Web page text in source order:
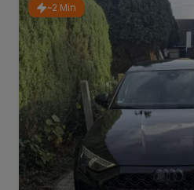
~2 Min